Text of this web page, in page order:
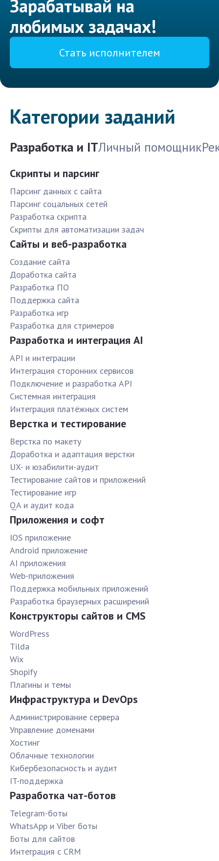
Зарабатывай на
любимых задачах!
Стать исполнителем
Категории заданий
Разработка и ITЛичный помощник
Скрипты и парсинг
Парсинг данных с сайта
Парсинг соцальных сетей
Разработка скрипта
Скрипты для автоматизации задач
Сайты и веб-разработка
Создание сайта
Доработка сайта
Разработка ПО
Поддержка сайта
Разработка игр
Разработка для стримеров
Разработка и интеграция AI
API и интеграции
Интеграция сторонних сервисов
Подключение и разработка API
Системная интеграция
Интеграция платёжных систем
Верстка и тестирование
Верстка по макету
Доработка и адаптация верстки
UX- и юзабилити-аудит
Тестирование сайтов и приложений
Тестирование игр
QA и аудит кода
Приложения и софт
IOS приложение
Android приложение
AI приложения
Web-приложения
Поддержка мобильных приложений
Разработка браузерных расширений
Конструкторы сайтов и CMS
WordPress
Tilda
Wix
Shopify
Плагины и темы
Инфраструктура и DevOps
Администрирование сервера
Управление доменами
Хостинг
Облачные технологии
Кибербезопасность и аудит
IT-поддержка
Разработка чат-ботов
Telegram-боты
WhatsApp и Viber боты
Боты для сайтов
Интеграция с CRM